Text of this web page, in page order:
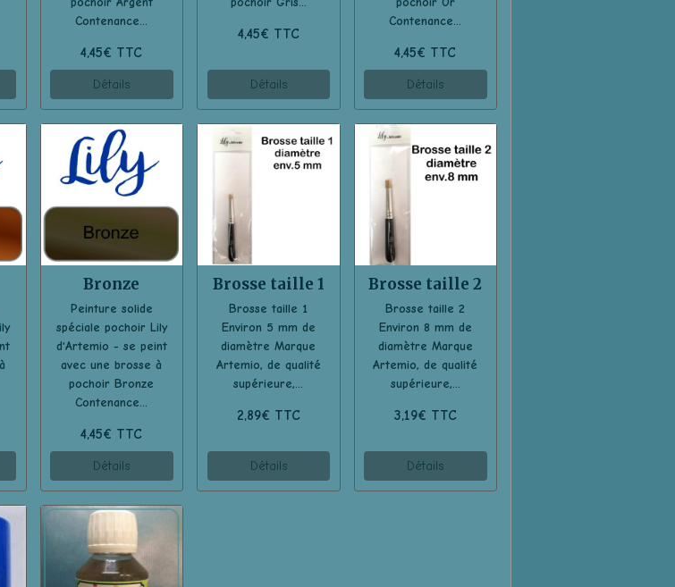
Contenance...
4,45€ TTC
Détails
4,45€ TTC
Détails
Contenance...
4,45€ TTC
Détails
Bronze
Peinture solide
spéciale pochoir Lily
d'Artemio - se peint
avec une brosse à
pochoir Bronze
Contenance...
4,45€ TTC
Détails
Brosse taille 1
Brosse taille 1
Environ 5 mm de
diamètre Marque
Artemio, de qualité
supérieure,...
2,89€ TTC
Détails
Brosse taille 2
Brosse taille 2
Environ 8 mm de
diamètre Marque
Artemio, de qualité
supérieure,...
3,19€ TTC
Détails